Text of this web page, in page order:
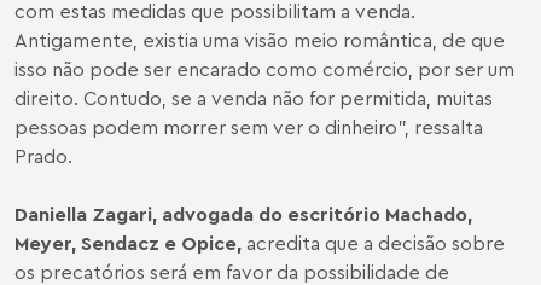
com estas medidas que possibilitam a venda.
Antigamente, existia uma visão meio romântica, de que
isso não pode ser encarado como comércio, por ser um
direito. Contudo, se a venda não for permitida, muitas
pessoas podem morrer sem ver o dinheiro”, ressalta
Prado.
Daniella Zagari, advogada do escritório Machado,
Meyer, Sendacz e Opice, acredita que a decisão sobre
os precatórios será em favor da possibilidade de